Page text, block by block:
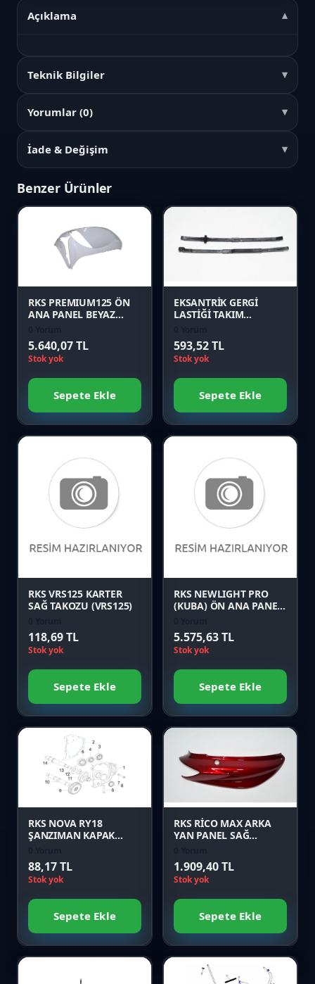
Açıklama
Teknik Bilgiler
Yorumlar (0)
İade & Değişim
Benzer Ürünler
Favori
Karşılaştır
RKS PREMIUM125 ÖN
ANA PANEL BEYAZ
5.640,07 TL
Stok yok
Sepete Ekle
Karşılaştır
EKSANTRİK GERGİ
LASTİĞİ TAKIM
593,52 TL
Stok yok
Sepete Ekle
Favori
Karşılaştır
RKS VRS125 KARTER
SAĞ TAKOZU (VRS125)
118,69 TL
Stok yok
Sepete Ekle
Favori
Karşılaştır
RKS NEWLIGHT PRO
(KUBA) ÖN ANA PANEL
5.575,63 TL
Stok yok
Sepete Ekle
Favori
Karşılaştır
Önizle
RKS NOVA RY18
ŞANZIMAN KAPAK
88,17 TL
Stok yok
Sepete Ekle
Favori
Karşılaştır
RKS RİCO MAX ARKA
YAN PANEL SAĞ
1.909,40 TL
Stok yok
Sepete Ekle
Favori Favori